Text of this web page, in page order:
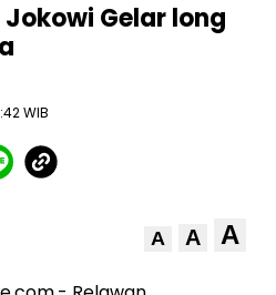
Gelar long
WIB
A A A